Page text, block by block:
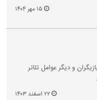
و دیگر عوامل تئاتر
۲۲ اسفند ۱۴۰۳